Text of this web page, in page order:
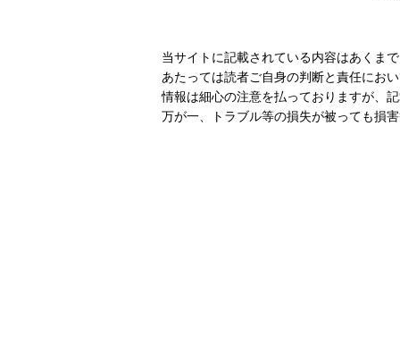
当サイトに記載されている内容はあくま
あたっては読者ご自身の判断と責任にお
情報は細心の注意を払っておりますが、
万が一、トラブル等の損失が被っても損